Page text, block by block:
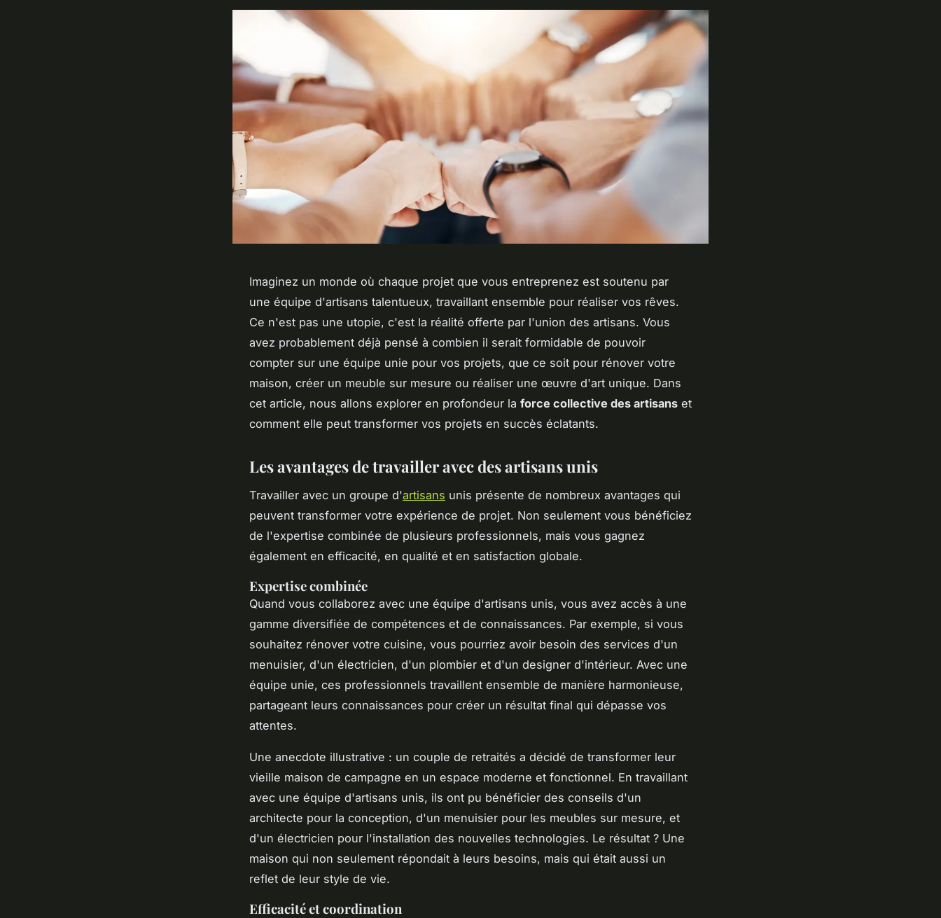
Imaginez un monde où chaque projet que vous entreprenez est soutenu par
une équipe d'artisans talentueux, travaillant ensemble pour réaliser vos rêves.
Ce n'est pas une utopie, c'est la réalité offerte par l'union des artisans. Vous
avez probablement déjà pensé à combien il serait formidable de pouvoir
compter sur une équipe unie pour vos projets, que ce soit pour rénover votre
maison, créer un meuble sur mesure ou réaliser une œuvre d'art unique. Dans
cet article, nous allons explorer en profondeur la force collective des artisans et
comment elle peut transformer vos projets en succès éclatants.
Les avantages de travailler avec des artisans unis
Travailler avec un groupe d'artisans unis présente de nombreux avantages qui
peuvent transformer votre expérience de projet. Non seulement vous bénéficiez
de l'expertise combinée de plusieurs professionnels, mais vous gagnez
également en efficacité, en qualité et en satisfaction globale.
Expertise combinée
Quand vous collaborez avec une équipe d'artisans unis, vous avez accès à une
gamme diversifiée de compétences et de connaissances. Par exemple, si vous
souhaitez rénover votre cuisine, vous pourriez avoir besoin des services d'un
menuisier, d'un électricien, d'un plombier et d'un designer d'intérieur. Avec une
équipe unie, ces professionnels travaillent ensemble de manière harmonieuse,
partageant leurs connaissances pour créer un résultat final qui dépasse vos
attentes.
Une anecdote illustrative : un couple de retraités a décidé de transformer leur
vieille maison de campagne en un espace moderne et fonctionnel. En travaillant
avec une équipe d'artisans unis, ils ont pu bénéficier des conseils d'un
architecte pour la conception, d'un menuisier pour les meubles sur mesure, et
d'un électricien pour l'installation des nouvelles technologies. Le résultat ? Une
maison qui non seulement répondait à leurs besoins, mais qui était aussi un
reflet de leur style de vie.
Efficacité et coordination